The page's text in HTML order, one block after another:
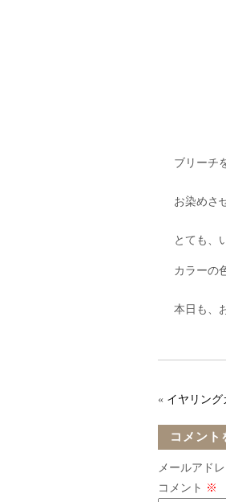
ブリーチ
お染めさ
とても、
カラーの
本日も、
« イヤリン
コメント
メールアド
コメント ※